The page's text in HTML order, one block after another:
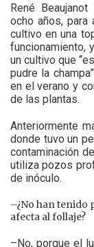
René
ocho años,
cultivo en una
funcionamiento,
un cultivo que
pudre la
en el verano y
de las plantas.
Anteriormente
donde tuvo un
contaminación
utiliza pozos
de inóculo.
–¿No han tenido
afecta al follaje?
–No, porque el